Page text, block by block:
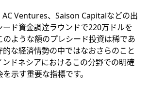
Ventures、Saison Capitalなどの出
ード資金調達ラウンドで220万ドルを
のような額のプレシード投資は稀であ
的な経済情勢の中ではなおさらのこと
ンドネシアにおけるこの分野での明確
示す重要な指標です。